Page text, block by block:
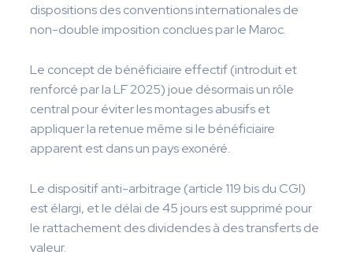
dispositions des conventions internationales de
non-double imposition conclues par le Maroc.
Le concept de bénéficiaire effectif (introduit et
renforcé par la LF 2025) joue désormais un rôle
central pour éviter les montages abusifs et
appliquer la retenue même si le bénéficiaire
apparent est dans un pays exonéré.
Le dispositif anti-arbitrage (article 119 bis du CGI)
est élargi, et le délai de 45 jours est supprimé pour
le rattachement des dividendes à des transferts de
valeur.